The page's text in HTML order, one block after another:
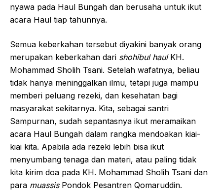
nyawa pada Haul Bungah dan berusaha untuk ikut
acara Haul tiap tahunnya.
Semua keberkahan tersebut diyakini banyak orang
merupakan keberkahan dari shohibul haul KH.
Mohammad Sholih Tsani. Setelah wafatnya, beliau
tidak hanya meninggalkan ilmu, tetapi juga mampu
memberi peluang rezeki, dan kesehatan bagi
masyarakat sekitarnya. Kita, sebagai santri
Sampurnan, sudah sepantasnya ikut meramaikan
acara Haul Bungah dalam rangka mendoakan kiai-
kiai kita. Apabila ada rezeki lebih bisa ikut
menyumbang tenaga dan materi, atau paling tidak
kita kirim doa pada KH. Mohammad Sholih Tsani dan
para muassisPondok Pesantren Qomaruddin.